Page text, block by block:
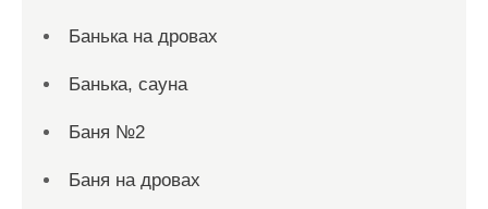
Банька на дровах
Банька, сауна
Баня №2
Баня на дровах